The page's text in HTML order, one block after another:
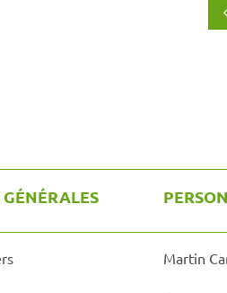
Martin